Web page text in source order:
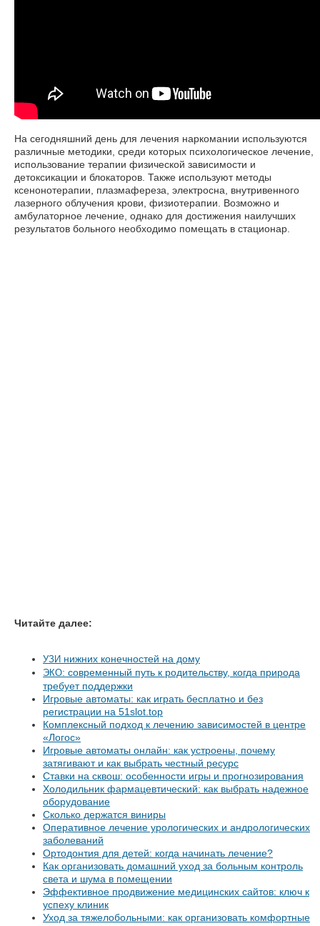
На сегодняшний день для лечения наркомании используются
различные методики, среди которых психологическое лечение,
использование терапии физической зависимости и
детоксикации и блокаторов. Также используют методы
ксенонотерапии, плазмафереза, электросна, внутривенного
лазерного облучения крови, физиотерапии. Возможно и
амбулаторное лечение, однако для достижения наилучших
результатов больного необходимо помещать в стационар.
Читайте далее:
УЗИ нижних конечностей на дому
ЭКО: современный путь к родительству, когда природа
требует поддержки
Игровые автоматы: как играть бесплатно и без
регистрации на 51slot.top
Комплексный подход к лечению зависимостей в центре
«Логос»
Игровые автоматы онлайн: как устроены, почему
затягивают и как выбрать честный ресурс
Ставки на сквош: особенности игры и прогнозирования
Холодильник фармацевтический: как выбрать надежное
оборудование
Сколько держатся виниры
Оперативное лечение урологических и андрологических
заболеваний
Ортодонтия для детей: когда начинать лечение?
Как организовать домашний уход за больным контроль
света и шума в помещении
Эффективное продвижение медицинских сайтов: ключ к
успеху клиник
Уход за тяжелобольными: как организовать комфортные